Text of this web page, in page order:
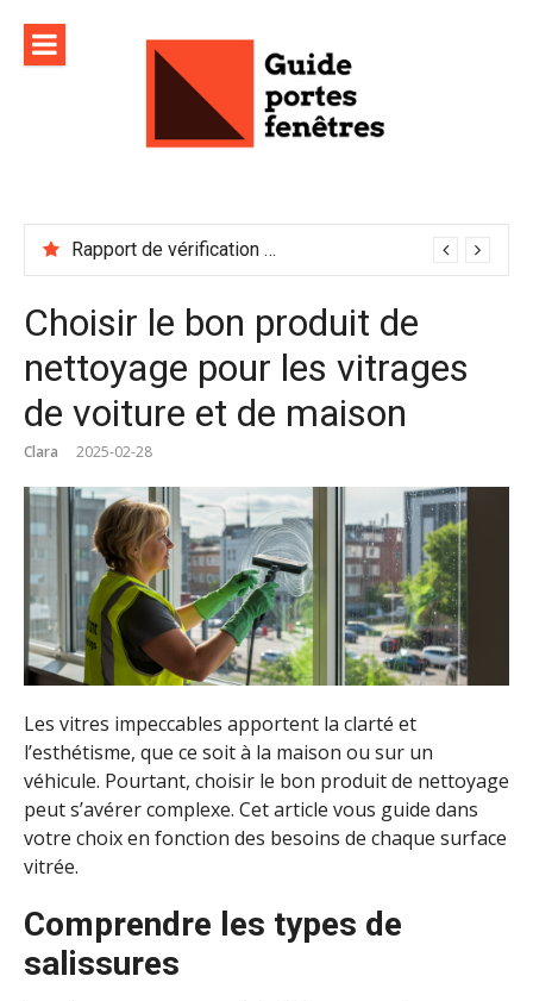
contenu
Rapport de vérification sécurité : à conserver précieusement
Choisir le bon produit de
nettoyage pour les vitrages
de voiture et de maison
Clara 2025-02-28
Les vitres impeccables apportent la clarté et
l’esthétisme, que ce soit à la maison ou sur un
véhicule. Pourtant, choisir le bon produit de nettoyage
peut s’avérer complexe. Cet article vous guide dans
votre choix en fonction des besoins de chaque surface
vitrée.
Comprendre les types de
salissures